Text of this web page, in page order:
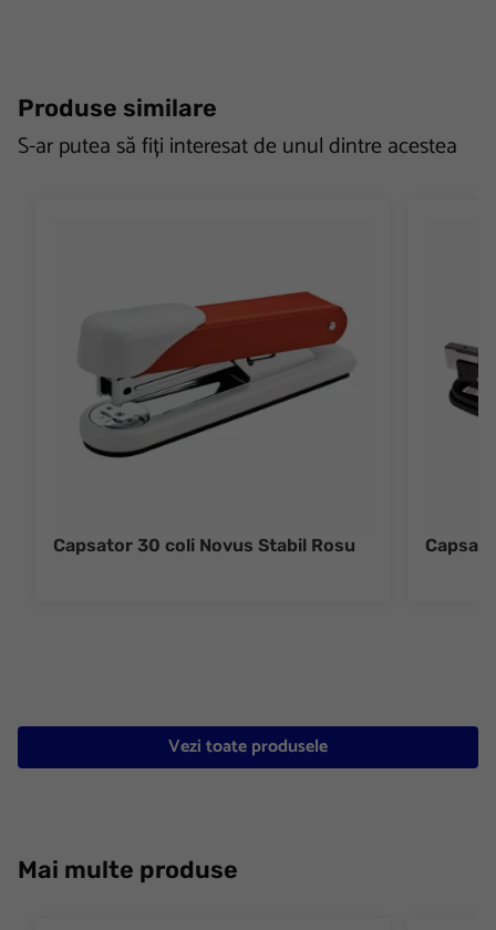
Produse similare
S-ar putea să fiți interesat de unul dintre acestea
Capsator 30 coli Novus Stabil Rosu
Vezi toate produsele
Mai multe produse